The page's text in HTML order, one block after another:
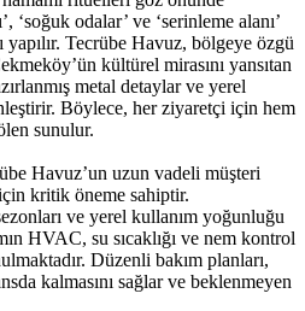
‘soğuk odalar’ ve ‘serinleme alanı’
Tecrübe Havuz, bölgeye özgü
kültürel mirasını yansıtan
metal detaylar ve yerel
Böylece, her ziyaretçi için hem
sunulur.
Havuz’un uzun vadeli müşteri
kritik öneme sahiptir.
ve yerel kullanım yoğunluğu
HVAC, su sıcaklığı ve nem kontrol
Düzenli bakım planları,
kalmasını sağlar ve beklenmeyen